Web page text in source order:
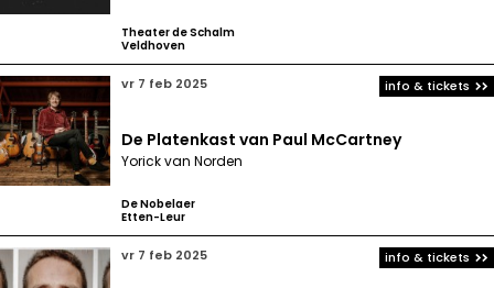
Theater de Schalm
Veldhoven
vr 7 feb 2025
De Platenkast van Paul McCartney
Yorick van Norden
De Nobelaer
Etten-Leur
info & tickets
vr 7 feb 2025 info & tickets